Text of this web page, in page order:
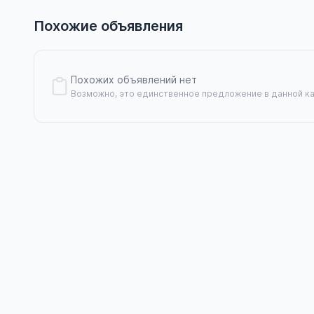
Похожие объявления
Похожих объявлений нет
Возможно, это единственное предложение в данной